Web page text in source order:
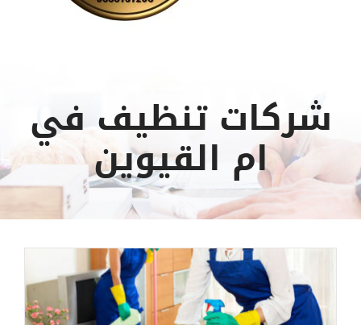
شركات تنظيف في
ام القيوين